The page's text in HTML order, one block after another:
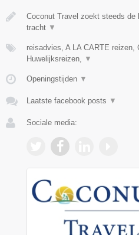
Coconut Travel zoekt steeds
tracht ▼
reisadvies, A LA CARTE reizen,
Huwelijksreizen,
▼
Openingstijden ▼
Laatste facebook posts ▼
Sociale media: